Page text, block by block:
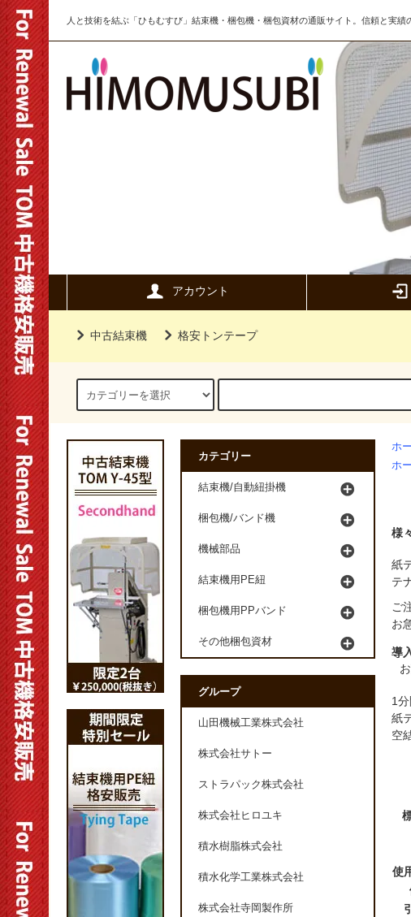
人と技術を結ぶ「ひもむすび」結束機・梱包機・梱包資材の通販サイト。信頼と実績
アカウント
中古結束機 格安トンテープ
ホ
ホ
様
紙
テ
ご
お
導
1
紙
空
使
カテゴリー
結束機/自動紐掛機
梱包機/バンド機
機械部品
結束機用PE紐
梱包機用PPバンド
その他梱包資材
グループ
山田機械工業株式会社
株式会社サトー
ストラパック株式会社
株式会社ヒロユキ
積水樹脂株式会社
積水化学工業株式会社
株式会社寺岡製作所